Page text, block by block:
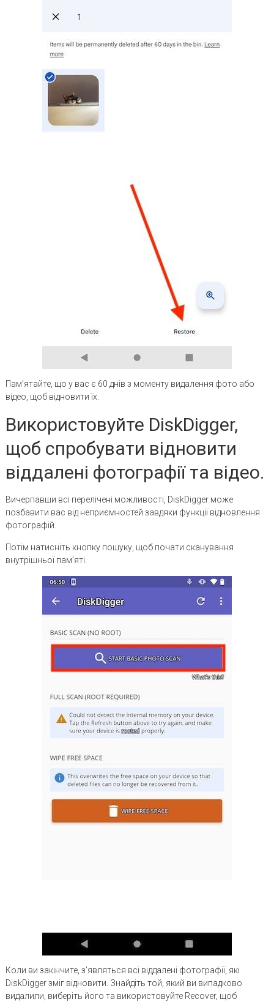
Пам’ятайте, що у вас є 60 днів з моменту видалення фото або
відео, щоб відновити їх.
Використовуйте DiskDigger,
щоб спробувати відновити
віддалені фотографії та відео.
Вичерпавши всі перелічені можливості, DiskDigger може
позбавити вас від неприємностей завдяки функції відновлення
фотографій.
Потім натисніть кнопку пошуку, щоб почати сканування
внутрішньої пам’яті.
Коли ви закінчите, з’являться всі віддалені фотографії, які
DiskDigger зміг відновити. Знайдіть той, який ви випадково
видалили, виберіть його та використовуйте Recover, щоб